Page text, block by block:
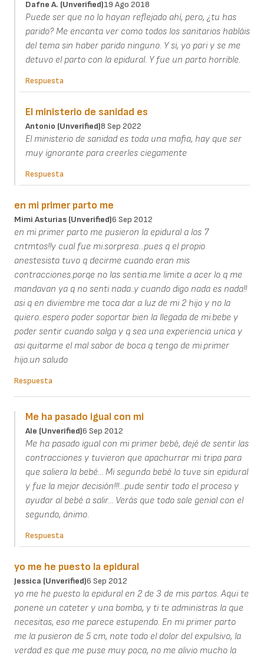
Dafne A. (unverified)19 Ago 2018
Puede ser que no lo hayan reflejado ahí, pero, ¿tu has
parido? Me encanta ver como todos los sanitarios habláis
del tema sin haber parido ninguno. Y si, yo pari y se me
detuvo el parto con la epidural. Y fue un parto horrible.
Respuesta
El ministerio de sanidad es
Antonio (unverified)8 Sep 2022
El ministerio de sanidad es toda una mafia, hay que ser
muy ignorante para creerles ciegamente
Respuesta
en mi primer parto me
Mimi Asturias (unverified)6 Sep 2012
en mi primer parto me pusieron la epidural a los 7
cntmtos!!y cual fue mi.sorpresa...pues q el propio
anestesista tuvo q decirme cuando eran mis
contracciones.porqe no las sentia.me limite a acer lo q me
mandavan ya q no senti nada..y cuando digo nada es nada!!
asi q en diviembre me toca dar a luz de mi 2 hijo y no la
quiero..espero poder soportar bien la llegada de mi.bebe y
poder sentir cuando salga y q sea una experiencia unica y
asi quitarme el mal sabor de boca q tengo de mi.primer
hijo.un saludo
Respuesta
Me ha pasado igual con mi
Ale (unverified)6 Sep 2012
Me ha pasado igual con mi primer bebé, dejé de sentir las
contracciones y tuvieron que apachurrar mi tripa para
que saliera la bebé... Mi segundo bebé lo tuve sin epidural
y fue la mejor decisión!!!...pude sentir todo el proceso y
ayudar al bebé a salir... Verás que todo sale genial con el
segundo, ánimo.
Respuesta
yo me he puesto la epidural
Jessica (unverified)6 Sep 2012
yo me he puesto la epidural en 2 de 3 de mis partos. Aqui te
ponene un cateter y una bomba, y ti te administras la que
necesitas, eso me parece estupendo. En mi primer parto
me la pusieron de 5 cm, note todo el dolor del expulsivo, la
verdad es que me puse muy poca, no me alivio mucho la